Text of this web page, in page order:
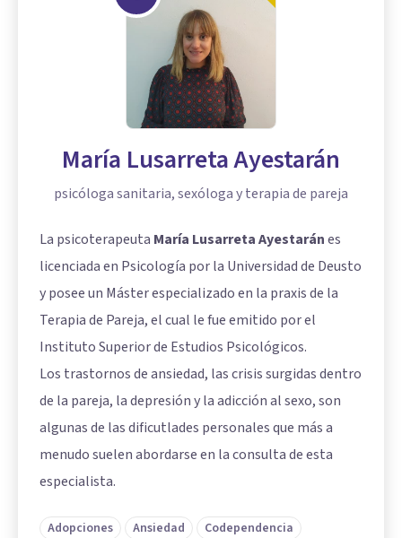
María Lusarreta Ayestarán
psicóloga sanitaria, sexóloga y terapia de pareja
La psicoterapeuta María Lusarreta Ayestaránes
licenciada en Psicología por la Universidad de Deusto
y posee un Máster especializado en la praxis de la
Terapia de Pareja, el cual le fue emitido por el
Instituto Superior de Estudios Psicológicos.
Los trastornos de ansiedad, las crisis surgidas dentro
de la pareja, la depresión y la adicción al sexo, son
algunas de las dificutlades personales que más a
menudo suelen abordarse en la consulta de esta
especialista.
Adopciones Ansiedad
Codependencia